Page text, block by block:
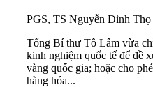
PGS, TS Nguyễn Đình Thọ
Tổng Bí thư Tô Lâm vừa
kinh nghiệm quốc tế để đề
vàng quốc gia; hoặc cho
hàng hóa...